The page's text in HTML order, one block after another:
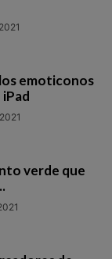
emoticonos
verde que